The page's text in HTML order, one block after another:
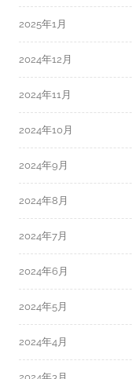
2025年1月
2024年12月
2024年11月
2024年10月
2024年9月
2024年8月
2024年7月
2024年6月
2024年5月
2024年4月